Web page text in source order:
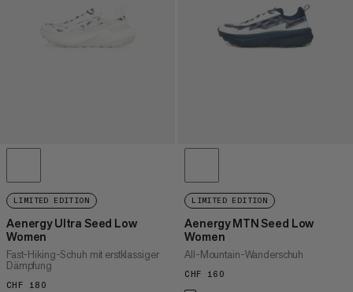
NEUHEITEN
LIMITED EDITION
Aenergy Ultra Seed Low
Women
Fast-Hiking-Schuh mit erstklassiger
Dämpfung
CHF 180
LIMITED EDITION
Aenergy MTN Seed Low
Women
All-Mountain-Wanderschuh
CHF 160